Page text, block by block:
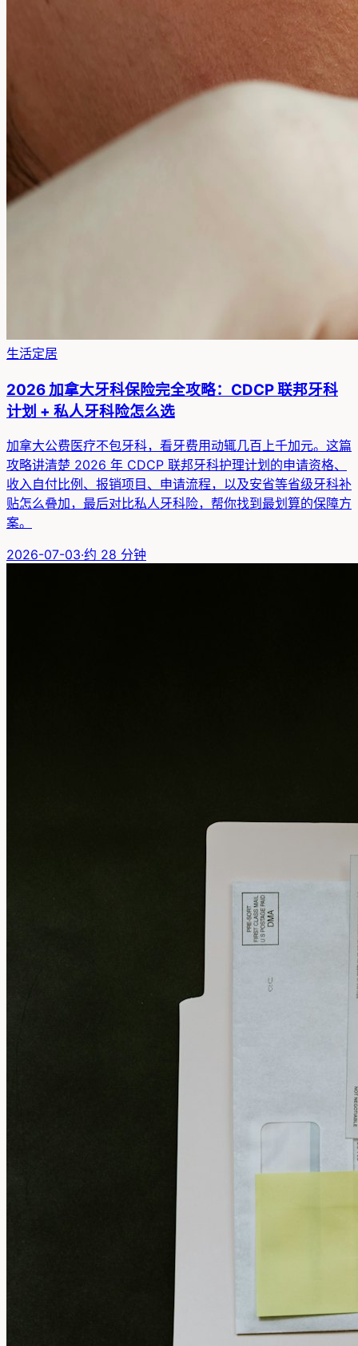
生活定居
2026 加拿大牙科保险完全攻略：CDCP 联邦牙科
计划 + 私人牙科险怎么选
加拿大公费医疗不包牙科，看牙费用动辄几百上千加元。这篇
攻略讲清楚 2026 年 CDCP 联邦牙科护理计划的申请资格、
收入自付比例、报销项目、申请流程，以及安省等省级牙科补
贴怎么叠加，最后对比私人牙科险，帮你找到最划算的保障方
案。
2026-07-03·约 28 分钟